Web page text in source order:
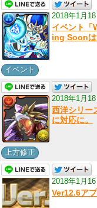
2018年1月
イベント「
ing Soonは
イベント
2018年1月
西洋シリー
に対応に。
上方修正
2018年1月
Ver12.6ア